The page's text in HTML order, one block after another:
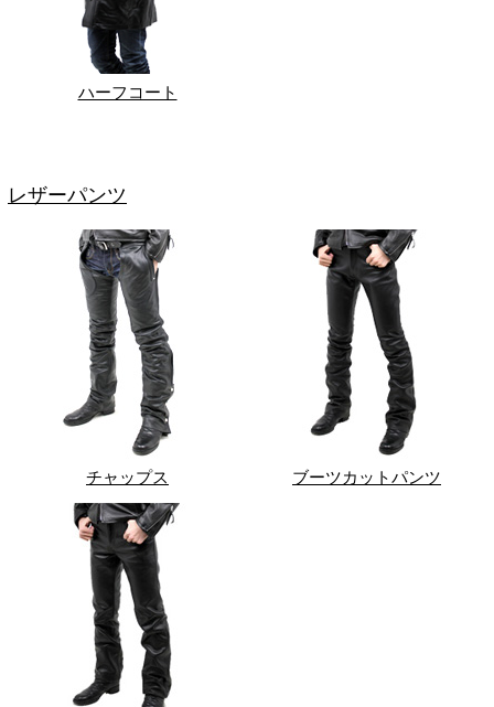
ハーフコート
レザーパンツ
チャップス ブーツカットパンツ